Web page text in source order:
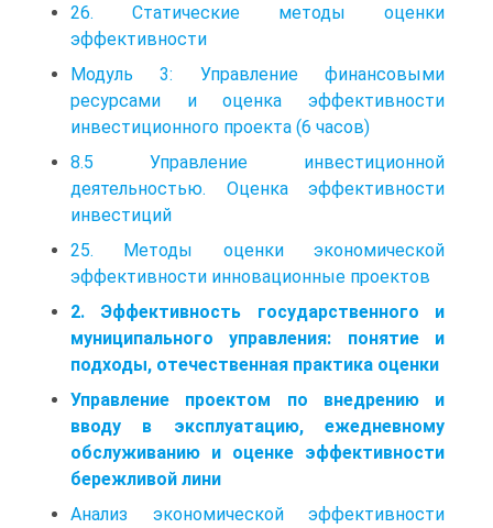
26. Статические методы оценки
эффективности
Модуль 3: Управление финансовыми
ресурсами и оценка эффективности
инвестиционного проекта (6 часов)
8.5 Управление инвестиционной
деятельностью. Оценка эффективности
инвестиций
25. Методы оценки экономической
эффективности инновационные проектов
2. Эффективность государственного и
муниципального управления: понятие и
подходы, отечественная практика оценки
Управление проектом по внедрению и
вводу в эксплуатацию, ежедневному
обслуживанию и оценке эффективности
бережливой лини
Анализ экономической эффективности